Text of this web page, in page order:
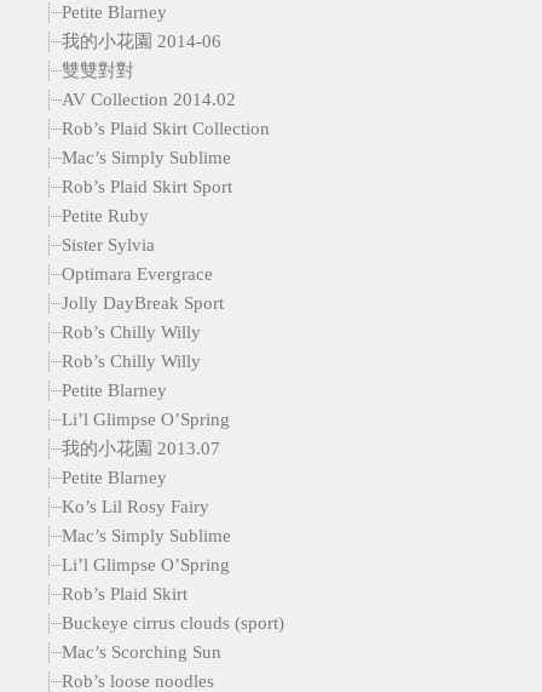
Petite Blarney
我的小花園 2014-06
雙雙對對
AV Collection 2014.02
Rob’s Plaid Skirt Collection
Mac’s Simply Sublime
Rob’s Plaid Skirt Sport
Petite Ruby
Sister Sylvia
Optimara Evergrace
Jolly DayBreak Sport
Rob’s Chilly Willy
Rob’s Chilly Willy
Petite Blarney
Li’l Glimpse O’Spring
我的小花園 2013.07
Petite Blarney
Ko’s Lil Rosy Fairy
Mac’s Simply Sublime
Li’l Glimpse O’Spring
Rob’s Plaid Skirt
Buckeye cirrus clouds (sport)
Mac’s Scorching Sun
Rob’s loose noodles